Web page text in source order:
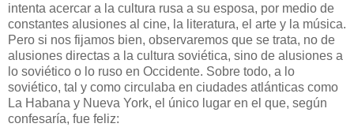
intenta acercar a la cultura rusa a su esposa, por medio de
constantes alusiones al cine, la literatura, el arte y la música.
Pero si nos fijamos bien, observaremos que se trata, no de
alusiones directas a la cultura soviética, sino de alusiones a
lo soviético o lo ruso en Occidente. Sobre todo, a lo
soviético, tal y como circulaba en ciudades atlánticas como
La Habana y Nueva York, el único lugar en el que, según
confesaría, fue feliz: